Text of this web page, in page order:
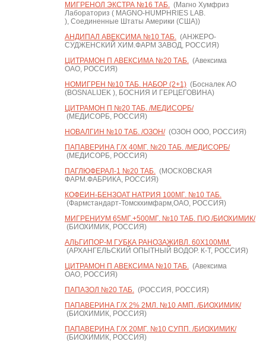
МИГРЕНОЛ ЭКСТРА №16 ТАБ.(Магно Хумфриз
Лабораториз ( MAGNO-HUMPHRIES LAB.
), Соединенные Штаты Америки (США))
АНДИПАЛ АВЕКСИМА №10 ТАБ.(АНЖЕРО-
СУДЖЕНСКИЙ ХИМ.ФАРМ ЗАВОД, РОССИЯ)
ЦИТРАМОН П АВЕКСИМА №20 ТАБ.(Авексима
ОАО, РОССИЯ)
НОМИГРЕН №10 ТАБ. НАБОР (2+1)(Босналек АО
(BOSNALIJEK ), БОСНИЯ И ГЕРЦЕГОВИНА)
ЦИТРАМОН П №20 ТАБ. /МЕДИСОРБ/
(МЕДИСОРБ, РОССИЯ)
НОВАЛГИН №10 ТАБ. /ОЗОН/(ОЗОН ООО, РОССИЯ)
ПАПАВЕРИНА Г/Х 40МГ. №20 ТАБ. /МЕДИСОРБ/
(МЕДИСОРБ, РОССИЯ)
ПАГЛЮФЕРАЛ-1 №20 ТАБ.(МОСКОВСКАЯ
ФАРМ.ФАБРИКА, РОССИЯ)
КОФЕИН-БЕНЗОАТ НАТРИЯ 100МГ. №10 ТАБ.
(Фармстандарт-Томскхимфарм,ОАО, РОССИЯ)
МИГРЕНИУМ 65МГ.+500МГ. №10 ТАБ. П/О /БИОХИМИК/
(БИОХИМИК, РОССИЯ)
АЛЬГИПОР-М ГУБКА РАНОЗАЖИВЛ. 60Х100ММ.
(АРХАНГЕЛЬСКИЙ ОПЫТНЫЙ ВОДОР. К-Т, РОССИЯ)
ЦИТРАМОН П АВЕКСИМА №10 ТАБ.(Авексима
ОАО, РОССИЯ)
ПАПАЗОЛ №20 ТАБ.(РОССИЯ, РОССИЯ)
ПАПАВЕРИНА Г/Х 2% 2МЛ. №10 АМП. /БИОХИМИК/
(БИОХИМИК, РОССИЯ)
ПАПАВЕРИНА Г/Х 20МГ. №10 СУПП. /БИОХИМИК/
(БИОХИМИК, РОССИЯ)